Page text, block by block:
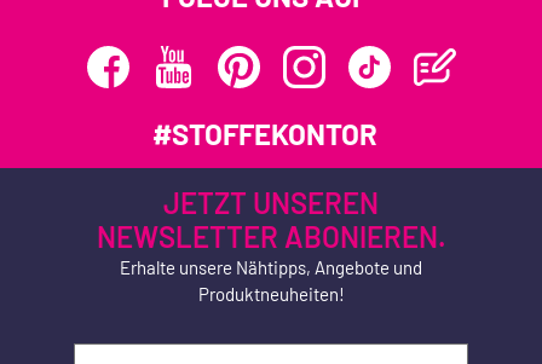
#STOFFEKONTOR
JETZT UNSEREN
NEWSLETTER ABONIEREN.
Erhalte unsere Nähtipps, Angebote und
Produktneuheiten!